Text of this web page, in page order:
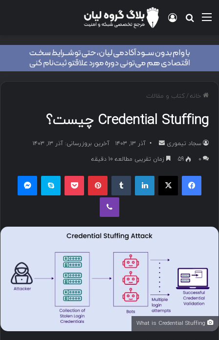
منو جستجو برای
ورود
خانه/کتاب و مقالات
Credential Stuffing چیست؟
سجاد تیموری
ر
ا
ا
ی
آذر ۱۳, ۱۴۰۳
آخرین بروزرسانی: آذر ۱۳, ۱۴۰۳
۰
59 زمان تقریبی مطالعه 10 دقیقه
فیسبوک ایکس لینکداین پینتریست پاکت اسکایپ
وایبر